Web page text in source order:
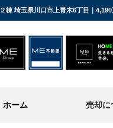
埼玉県川口市上青木6丁目｜
ホーム 売却に